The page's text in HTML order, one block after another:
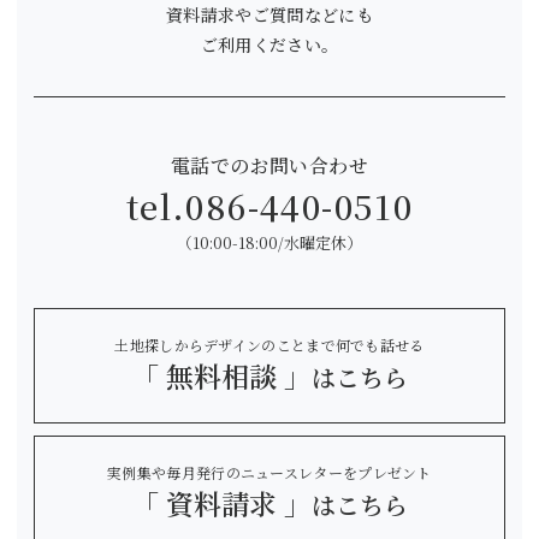
資料請求やご質問などにも
ご利用ください。
電話でのお問い合わせ
tel.086-440-0510
（10:00-18:00/水曜定休）
土地探しからデザインのことまで何でも話せる
「 無料相談 」 はこちら
実例集や毎月発行のニュースレターをプレゼント
「 資料請求 」 はこちら